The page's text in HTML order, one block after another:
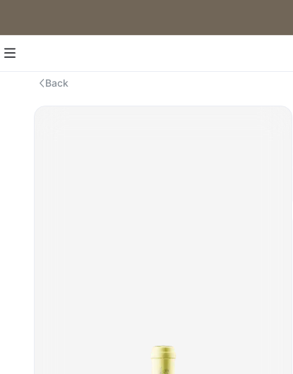
Back